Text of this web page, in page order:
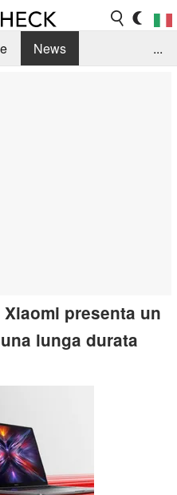
News
...
presenta un
lunga durata